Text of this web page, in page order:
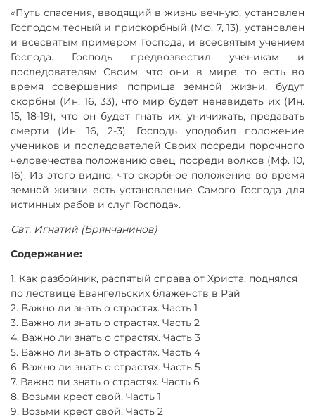
«Путь спасения, вводящий в жизнь вечную, установлен
Господом тесный и прискорбный (Мф. 7, 13), установлен
и всесвятым примером Господа, и всесвятым учением
Господа. Господь предвозвестил ученикам и
последователям Своим, что они в мире, то есть во
время совершения поприща земной жизни, будут
скорбны (Ин. 16, 33), что мир будет ненавидеть их (Ин.
15, 18-19), что он будет гнать их, уничижать, предавать
смерти (Ин. 16, 2-3). Господь уподобил положение
учеников и последователей Своих посреди порочного
человечества положению овец посреди волков (Мф. 10,
16). Из этого видно, что скорбное положение во время
земной жизни есть установление Самого Господа для
истинных рабов и слуг Господа».
Свт. Игнатий (Брянчанинов)
Содержание:
1. Как разбойник, распятый справа от Христа, поднялся
по лествице Евангельских блаженств в Рай
2. Важно ли знать о страстях. Часть 1
3. Важно ли знать о страстях. Часть 2
4. Важно ли знать о страстях. Часть 3
5. Важно ли знать о страстях. Часть 4
6. Важно ли знать о страстях. Часть 5
7. Важно ли знать о страстях. Часть 6
8. Возьми крест свой. Часть 1
9. Возьми крест свой. Часть 2